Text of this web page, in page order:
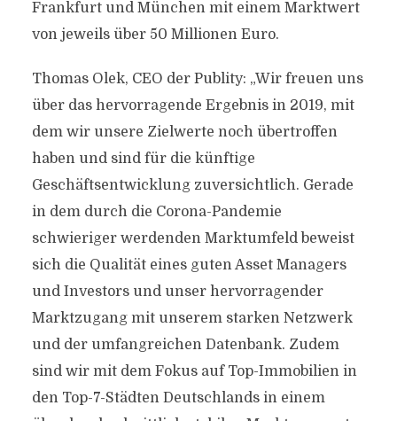
Frankfurt und München mit einem Marktwert
von jeweils über 50 Millionen Euro.
Thomas Olek, CEO der Publity: „Wir freuen uns
über das hervorragende Ergebnis in 2019, mit
dem wir unsere Zielwerte noch übertroffen
haben und sind für die künftige
Geschäftsentwicklung zuversichtlich. Gerade
in dem durch die Corona-Pandemie
schwieriger werdenden Marktumfeld beweist
sich die Qualität eines guten Asset Managers
und Investors und unser hervorragender
Marktzugang mit unserem starken Netzwerk
und der umfangreichen Datenbank. Zudem
sind wir mit dem Fokus auf Top-Immobilien in
den Top-7-Städten Deutschlands in einem